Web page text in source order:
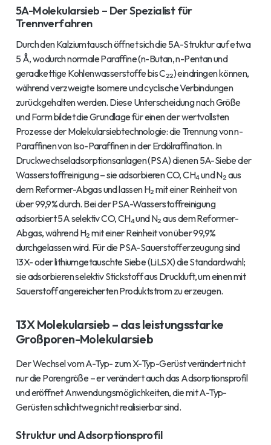
5A-Molekularsieb – Der Spezialist für
Trennverfahren
Durch den Kalziumtausch öffnet sich die 5A-Struktur auf etwa
5 Å, wodurch normale Paraffine (n-Butan, n-Pentan und
geradkettige Kohlenwasserstoffe bis C₂₂) eindringen können,
während verzweigte Isomere und cyclische Verbindungen
zurückgehalten werden. Diese Unterscheidung nach Größe
und Form bildet die Grundlage für einen der wertvollsten
Prozesse der Molekularsiebtechnologie: die Trennung von n-
Paraffinen von Iso-Paraffinen in der Erdölraffination. In
Druckwechseladsorptionsanlagen (PSA) dienen 5A-Siebe der
Wasserstoffreinigung – sie adsorbieren CO, CH₄ und N₂ aus
dem Reformer-Abgas und lassen H₂ mit einer Reinheit von
über 99,9% durch. Bei der PSA-Wasserstoffreinigung
adsorbiert 5A selektiv CO, CH₄ und N₂ aus dem Reformer-
Abgas, während H₂ mit einer Reinheit von über 99,9%
durchgelassen wird. Für die PSA-Sauerstofferzeugung sind
13X- oder lithiumgetauschte Siebe (LiLSX) die Standardwahl;
sie adsorbieren selektiv Stickstoff aus Druckluft, um einen mit
Sauerstoff angereicherten Produktstrom zu erzeugen.
13X Molekularsieb – das leistungsstarke
Großporen-Molekularsieb
Der Wechsel vom A-Typ- zum X-Typ-Gerüst verändert nicht
nur die Porengröße – er verändert auch das Adsorptionsprofil
und eröffnet Anwendungsmöglichkeiten, die mit A-Typ-
Gerüsten schlichtweg nicht realisierbar sind.
Struktur und Adsorptionsprofil